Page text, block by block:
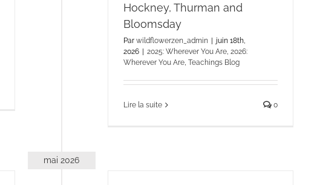
Hockney, Thurman and
Bloomsday
Parwildflowerzen_admin | juin 18th,
2026 | 2025: Wherever You Are ,2026:
Wherever You Are ,Teachings Blog
Lire la suite 0
mai 2026